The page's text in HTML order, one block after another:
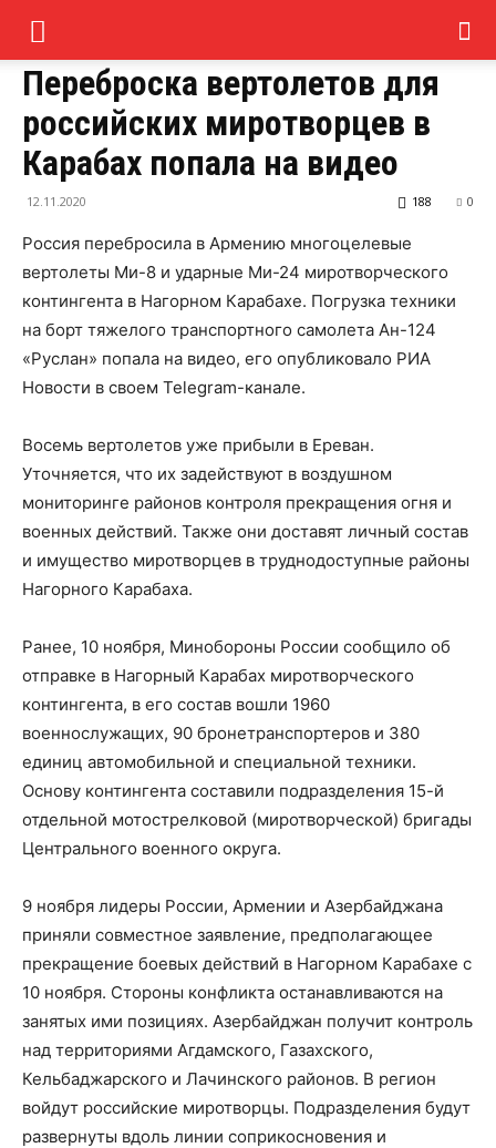
Переброска вертолетов для
российских миротворцев в
Карабах попала на видео
12.11.2020 0
188
Россия перебросила в Армению многоцелевые
вертолеты Ми-8 и ударные Ми-24 миротворческого
контингента в Нагорном Карабахе. Погрузка техники
на борт тяжелого транспортного самолета Ан-124
«Руслан» попала на видео, его опубликовало РИА
Новости в своем Telegram-канале.
Восемь вертолетов уже прибыли в Ереван.
Уточняется, что их задействуют в воздушном
мониторинге районов контроля прекращения огня и
военных действий. Также они доставят личный состав
и имущество миротворцев в труднодоступные районы
Нагорного Карабаха.
Ранее, 10 ноября, Минобороны России сообщило об
отправке в Нагорный Карабах миротворческого
контингента, в его состав вошли 1960
военнослужащих, 90 бронетранспортеров и 380
единиц автомобильной и специальной техники.
Основу контингента составили подразделения 15-й
отдельной мотострелковой (миротворческой) бригады
Центрального военного округа.
9 ноября лидеры России, Армении и Азербайджана
приняли совместное заявление, предполагающее
прекращение боевых действий в Нагорном Карабахе с
10 ноября. Стороны конфликта останавливаются на
занятых ими позициях. Азербайджан получит контроль
над территориями Агдамского, Газахского,
Кельбаджарского и Лачинского районов. В регион
войдут российские миротворцы. Подразделения будут
развернуты вдоль линии соприкосновения и